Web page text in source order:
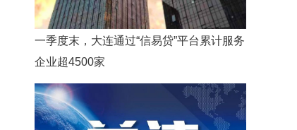
一季度末，大连通过“信易贷”平台累计服务
企业超4500家